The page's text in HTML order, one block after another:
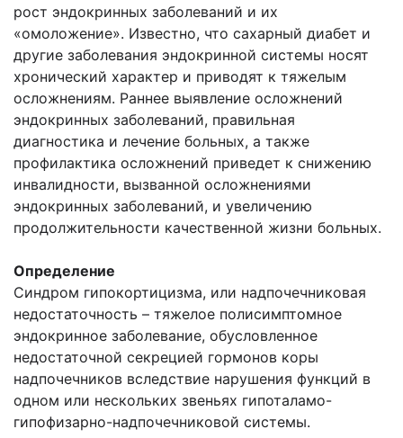
рост эндокринных заболеваний и их
«омоложение». Известно, что сахарный диабет и
другие заболевания эндокринной системы носят
хронический характер и приводят к тяжелым
осложнениям. Раннее выявление осложнений
эндокринных заболеваний, правильная
диагностика и лечение больных, а также
профилактика осложнений приведет к снижению
инвалидности, вызванной осложнениями
эндокринных заболеваний, и увеличению
продолжительности качественной жизни больных.
Определение
Синдром гипокортицизма, или надпочечниковая
недостаточность – тяжелое полисимптомное
эндокринное заболевание, обусловленное
недостаточной секрецией гормонов коры
надпочечников вследствие нарушения функций в
одном или нескольких звеньях гипоталамо-
гипофизарно-надпочечниковой системы.